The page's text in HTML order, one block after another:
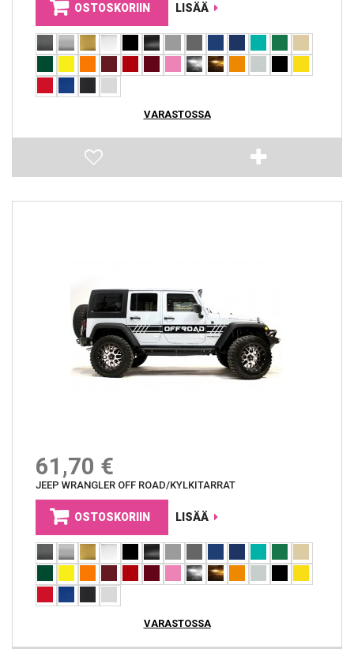
OSTOSKORIIN LISÄÄ
VARASTOSSA
61,70 €
JEEP WRANGLER OFF ROAD/KYLKITARRAT
OSTOSKORIIN LISÄÄ
VARASTOSSA